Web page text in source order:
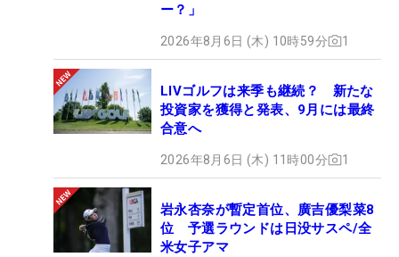
ー？」
2026年8月6日 (木) 10時59分 1
LIVゴルフは来季も継続？ 新たな
投資家を獲得と発表、9月には最終
合意へ
2026年8月6日 (木) 11時00分 1
岩永杏奈が暫定首位、廣吉優梨菜8
位 予選ラウンドは日没サスペ/全
米女子アマ